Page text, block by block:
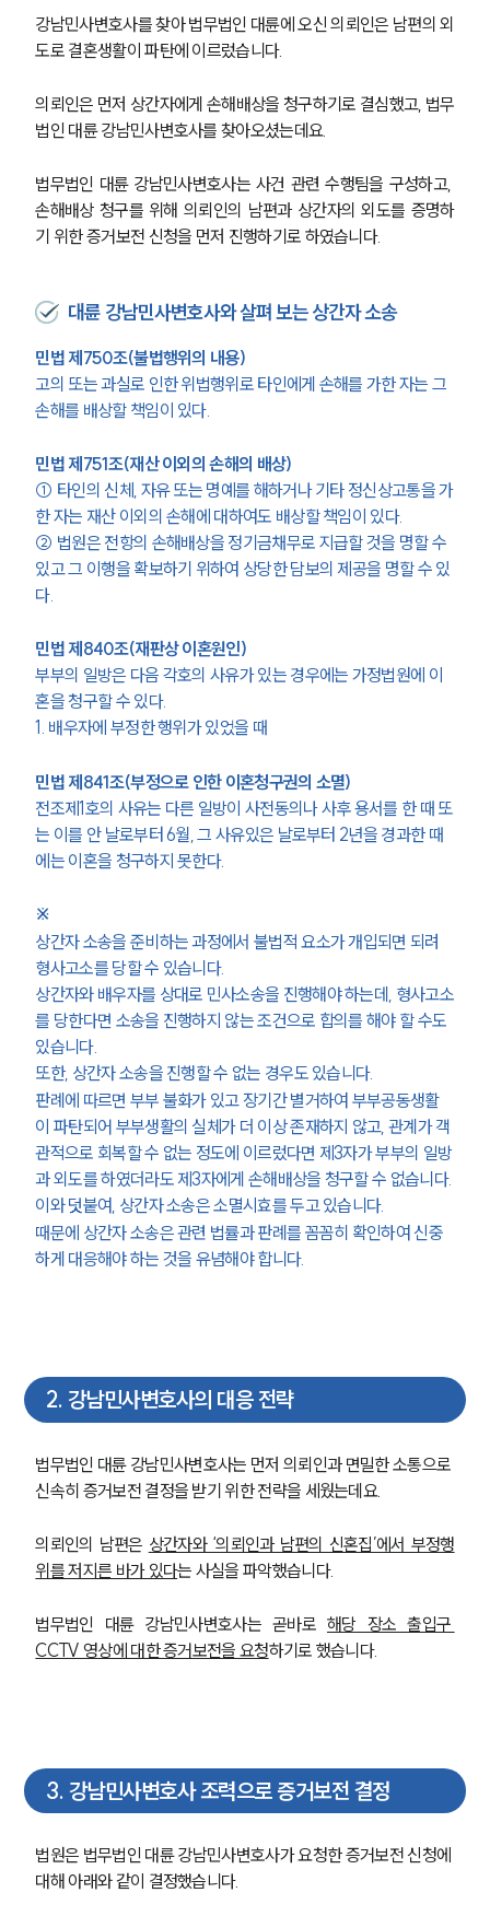
강남민사변호사를 찾아 법무법인 대륜에 오신 의뢰인은 남편의 외
도로 결혼생활이 파탄에 이르렀습니다.
의뢰인은 먼저 상간자에게 손해배상을 청구하기로 결심했고, 법무
법인 대륜 강남민사변호사를 찾아오셨는데요.
법무법인 대륜 강남민사변호사는 사건 관련 수행팀을 구성하고,
손해배상 청구를 위해 의뢰인의 남편과 상간자의 외도를 증명하
기 위한 증거보전 신청을 먼저 진행하기로 하였습니다.
대륜 강남민사변호사와 살펴 보는 상간자 소송
민법 제750조(불법행위의 내용)
고의 또는 과실로 인한 위법행위로 타인에게 손해를 가한 자는 그
손해를 배상할 책임이 있다.
민법 제751조(재산 이외의 손해의 배상)
① 타인의 신체, 자유 또는 명예를 해하거나 기타 정신상고통을 가
한 자는 재산 이외의 손해에 대하여도 배상할 책임이 있다.
② 법원은 전항의 손해배상을 정기금채무로 지급할 것을 명할 수
있고 그 이행을 확보하기 위하여 상당한 담보의 제공을 명할 수 있
다.
민법 제840조(재판상 이혼원인)
부부의 일방은 다음 각호의 사유가 있는 경우에는 가정법원에 이
혼을 청구할 수 있다.
1. 배우자에 부정한 행위가 있었을 때
민법 제841조(부정으로 인한 이혼청구권의 소멸)
전조제1호의 사유는 다른 일방이 사전동의나 사후 용서를 한 때 또
는 이를 안 날로부터 6월, 그 사유있은 날로부터 2년을 경과한 때
에는 이혼을 청구하지 못한다.
※
상간자 소송을 준비하는 과정에서 불법적 요소가 개입되면 되려
형사고소를 당할 수 있습니다.
상간자와 배우자를 상대로 민사소송을 진행해야 하는데, 형사고소
를 당한다면 소송을 진행하지 않는 조건으로 합의를 해야 할 수도
있습니다.
또한, 상간자 소송을 진행할 수 없는 경우도 있습니다.
판례에 따르면 부부 불화가 있고 장기간 별거하여 부부공동생활
이 파탄되어 부부생활의 실체가 더 이상 존재하지 않고, 관계가 객
관적으로 회복할 수 없는 정도에 이르렀다면 제3자가 부부의 일방
과 외도를 하였더라도 제3자에게 손해배상을 청구할 수 없습니다.
이와 덧붙여, 상간자 소송은 소멸시효를 두고 있습니다.
때문에 상간자 소송은 관련 법률과 판례를 꼼꼼히 확인하여 신중
하게 대응해야 하는 것을 유념해야 합니다.
2. 강남민사변호사의 대응 전략
법무법인 대륜 강남민사변호사는 먼저 의뢰인과 면밀한 소통으로
신속히 증거보전 결정을 받기 위한 전략을 세웠는데요.
의뢰인의 남편은 상간자와 ‘의뢰인과 남편의 신혼집’에서 부정행
위를 저지른 바가 있다는 사실을 파악했습니다.
법무법인 대륜 강남민사변호사는 곧바로 해당 장소 출입구
CCTV 영상에 대한 증거보전을 요청하기로 했습니다.
3. 강남민사변호사 조력으로 증거보전 결정
법원은 법무법인 대륜 강남민사변호사가 요청한 증거보전 신청에
대해 아래와 같이 결정했습니다.